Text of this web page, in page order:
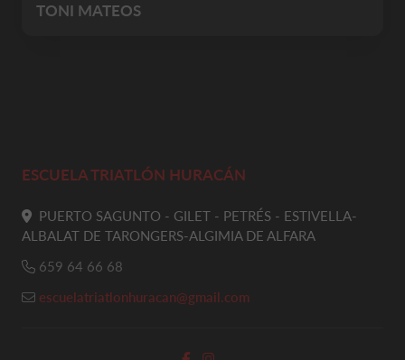
TONI MATEOS
ESCUELA TRIATLÓN HURACÁN
PUERTO SAGUNTO - GILET - PETRÉS - ESTIVELLA-
ALBALAT DE TARONGERS-ALGIMIA DE ALFARA
659 64 66 68
escuelatriatlonhuracan@gmail.com